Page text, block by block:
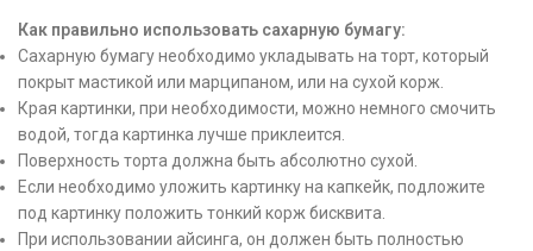
Как правильно использовать сахарную бумагу:
Сахарную бумагу необходимо укладывать на торт, который
покрыт мастикой или марципаном, или на сухой корж.
Края картинки, при необходимости, можно немного смочить
водой, тогда картинка лучше приклеится.
Поверхность торта должна быть абсолютно сухой.
Если необходимо уложить картинку на капкейк, подложите
под картинку положить тонкий корж бисквита.
При использовании айсинга, он должен быть полностью